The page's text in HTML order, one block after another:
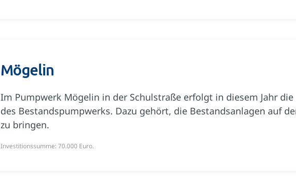
Mögelin
Im Pumpwerk Mögelin in der Schulstraße erfolgt in diesem Jahr
des Bestandspumpwerks. Dazu gehört, die Bestandsanlagen auf
zu bringen.
Investitionssumme: 70.000 Euro.